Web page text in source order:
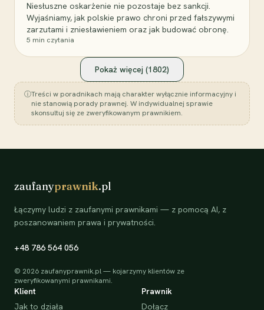
Niesłuszne oskarżenie nie pozostaje bez sankcji.
Wyjaśniamy, jak polskie prawo chroni przed fałszywymi
zarzutami i zniesławieniem oraz jak budować obronę.
5 min czytania
Pokaż więcej (1802)
ⓘTreści w poradnikach mają charakter wyłącznie informacyjny i
nie stanowią porady prawnej. W indywidualnej sprawie
skonsultuj się ze zweryfikowanym prawnikiem.
zaufanyprawnik.pl
Łączymy ludzi z zaufanymi prawnikami — z pomocą AI, z
poszanowaniem prawa i prywatności.
+48 786 564 056
© 2026 zaufanyprawnik.pl — kojarzymy klientów ze
zweryfikowanymi prawnikami.
Klient
Jak to działa
Prawnik
Dołącz